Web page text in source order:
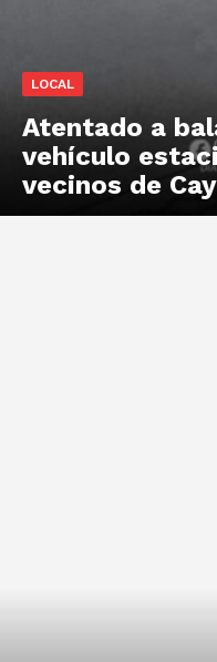
LOCAL
Atentado a
vehículo
vecinos de